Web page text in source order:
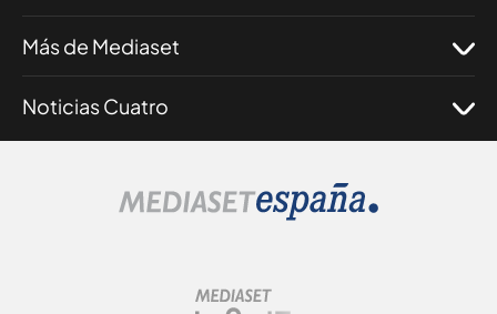
Más de Mediaset
Noticias Cuatro